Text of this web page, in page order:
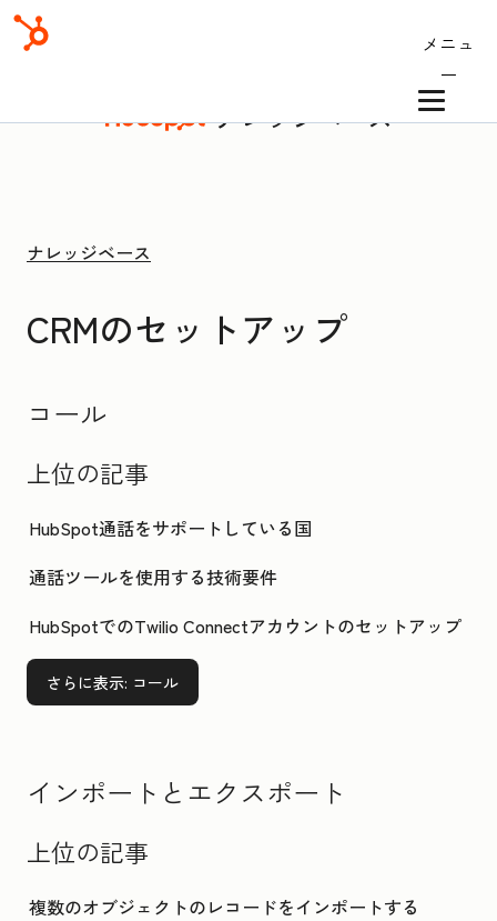
メニュ
ー
ナレッジベース
ナレッジベース
CRMのセットアップ
コール
上位の記事
HubSpot通話をサポートしている国
通話ツールを使用する技術要件
HubSpotでのTwilio Connectアカウントのセットアップ
さらに表示: コール
インポートとエクスポート
上位の記事
複数のオブジェクトのレコードをインポートする